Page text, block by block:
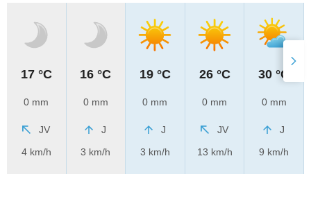
17 °C
0 mm
JV
4 km/h
16 °C
0 mm
J
3 km/h
19 °C
0 mm
J
3 km/h
26 °C
0 mm
JV
13 km/h
30 °C
0 mm
J
9 km/h